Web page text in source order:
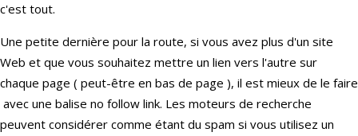
c'est tout.
Une petite dernière pour la route, si vous avez plus d'un site
Web et que vous souhaitez mettre un lien vers l'autre sur
chaque page ( peut-être en bas de page ), il est mieux de le faire
avec une balise no follow link. Les moteurs de recherche
peuvent considérer comme étant du spam si vous utilisez un